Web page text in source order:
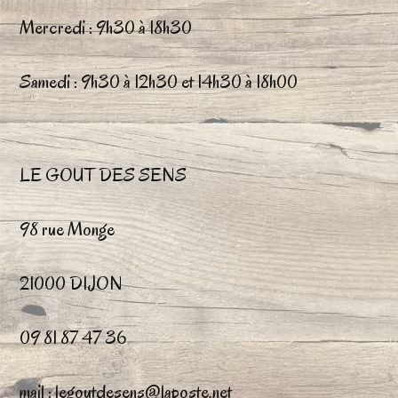
sur
la
page
du
produit
la
Mercredi : 9h30 à 18h30
Samedi : 9h30 à 12h30 et 14h30 à 18h00
LE GOUT DES SENS
98 rue Monge
21000 DIJON
09 81 87 47 36
mail : legoutdesens@laposte.net